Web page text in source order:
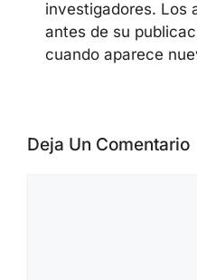
cubre noticias de
vulnerabilidades,
actividad de
CVE/NVD, alertas